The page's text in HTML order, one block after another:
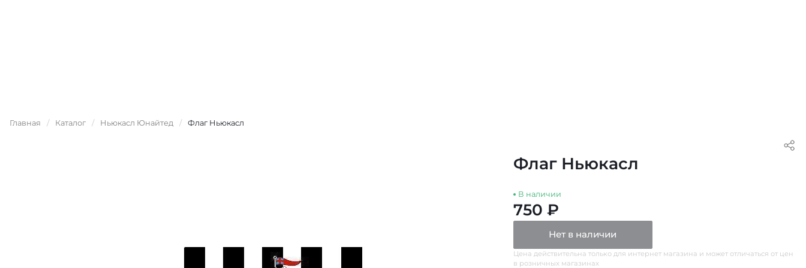
Главная / Каталог / Ньюкасл Юнайтед / Флаг Ньюкасл
Флаг Ньюкасл
В наличии
750 ₽
Нет в наличии
Цена действительна только для интернет магазина и может отличаться от цен
в розничных магазинах